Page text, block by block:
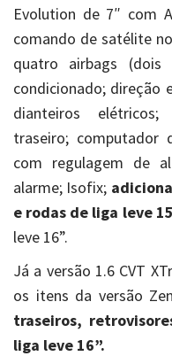
Evolution de 7″ com
comando de satélite
quatro airbags
condicionado; direção
dianteiros
traseiro; computador
com regulagem de
alarme; Isofix;
e rodas de liga leve
leve 16”.
Já a versão 1.6 CVT
os itens da versão
traseiros,
liga leve 16”.